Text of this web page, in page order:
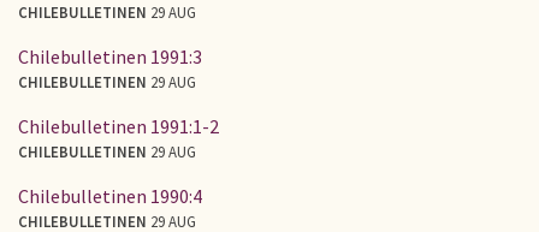
CHILEBULLETINEN 29 AUG
Chilebulletinen 1991:3
CHILEBULLETINEN 29 AUG
Chilebulletinen 1991:1-2
CHILEBULLETINEN 29 AUG
Chilebulletinen 1990:4
CHILEBULLETINEN 29 AUG